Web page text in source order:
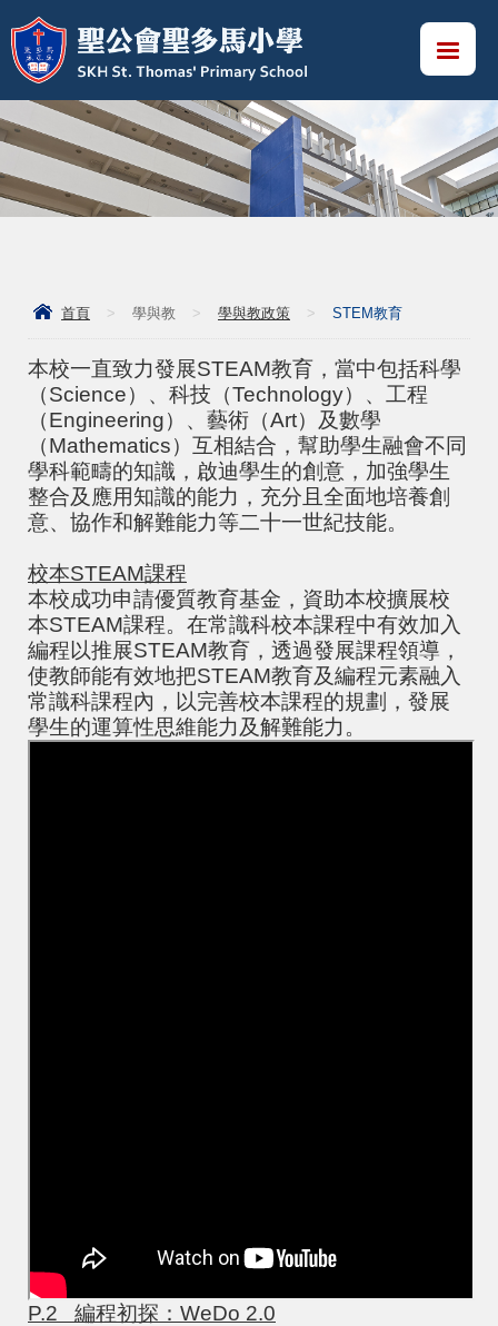
首頁 > 學與教 > 學與教政策 > STEM教育
本校一直致力發展STEAM教育，當中包括科學
（Science）、科技（Technology）、工程
（Engineering）、藝術（Art）及數學
（Mathematics）互相結合， 幫助學生融會不同
學科範疇的知識，啟迪學生的創意，加強學生
整合及應用知識的能力，充分且全面地培養創
意、協作和解難能力等二十一世紀技能。
校本STEAM課程
本校成功申請優質教育基金，資助本校擴展校
本STEAM課程。在常識科校本課程中有效加入
編程以推展STEAM教育，透過發展課程領導，
使教師能有效地把STEAM教育及編程元素融入
常識科課程內，以完善校本課程的規劃，發展
學生的運算性思維能力及解難能力。
P.2 編程初探：WeDo 2.0